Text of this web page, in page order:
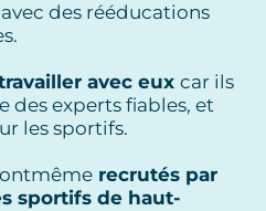
avec des rééducations
avec eux car ils
des experts fiables, et
les sportifs.
recrutés par
sportifs de haut-